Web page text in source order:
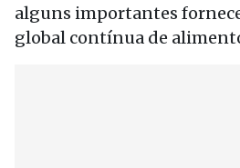
alguns importantes
global contínua de